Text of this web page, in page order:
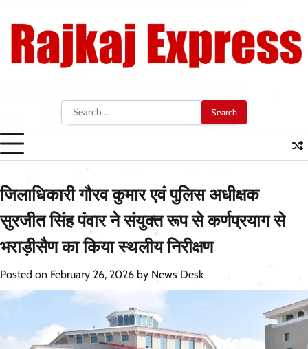
content
Search
for:
जिलाधिकारी गौरव कुमार एवं पुलिस अधीक्षक
सुरजीत सिंह पंवार ने संयुक्त रूप से कर्णप्रयाग से
भराड़ीसैण का किया स्थलीय निरीक्षण
Posted on February 26, 2026 by News Desk